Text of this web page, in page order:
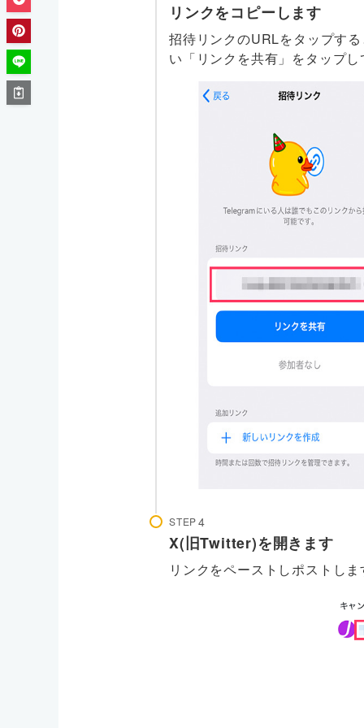
リンクをコピーします
招待リンクのURLをタップす
い「リンクを共有」をタップ
STEP
X(旧Twitter)を開きます
リンクをペーストしポストし